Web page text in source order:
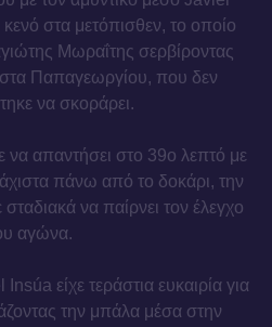
στα μετόπισθεν, το οποίο
Μωραΐτης σερβίροντας
Παπαγεωργίου, που δεν
να σκοράρει.
να απαντήσει στο 39ο λεπτό με
πάνω από το δοκάρι, την
να παίρνει τον έλεγχο
αγώνα.
είχε τεράστια ευκαιρία για
την μπάλα μέσα στην